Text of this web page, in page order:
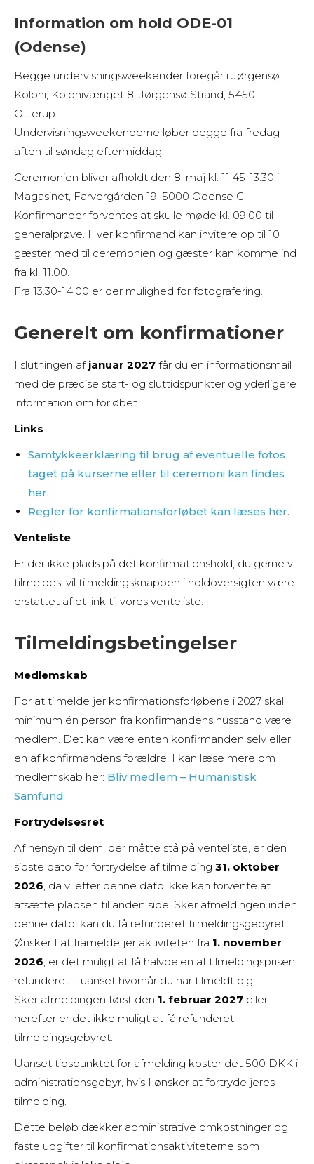
Information om hold ODE-01
(Odense)
Begge undervisningsweekender foregår i Jørgensø
Koloni, Kolonivænget 8, Jørgensø Strand, 5450
Otterup.
Undervisningsweekenderne løber begge fra fredag
aften til søndag eftermiddag.
Ceremonien bliver afholdt den 8. maj kl. 11.45-13.30 i
Magasinet, Farvergården 19, 5000 Odense C.
Konfirmander forventes at skulle møde kl. 09.00 til
generalprøve. Hver konfirmand kan invitere op til 10
gæster med til ceremonien og gæster kan komme ind
fra kl. 11.00.
Fra 13.30-14.00 er der mulighed for fotografering.
Generelt om konfirmationer
I slutningen af januar 2027 får du en informationsmail
med de præcise start- og sluttidspunkter og yderligere
information om forløbet.
Links
Samtykkeerklæring til brug af eventuelle fotos
taget på kurserne eller til ceremoni kan findes
her.
Regler for konfirmationsforløbet kan læses her.
Venteliste
Er der ikke plads på det konfirmationshold, du gerne vil
tilmeldes, vil tilmeldingsknappen i holdoversigten være
erstattet af et link til vores venteliste.
Tilmeldingsbetingelser
Medlemskab
For at tilmelde jer konfirmationsforløbene i 2027 skal
minimum én person fra konfirmandens husstand være
medlem. Det kan være enten konfirmanden selv eller
en af konfirmandens forældre. I kan læse mere om
medlemskab her: Bliv medlem – Humanistisk
Samfund
Fortrydelsesret
Af hensyn til dem, der måtte stå på venteliste, er den
sidste dato for fortrydelse af tilmelding 31. oktober
2026, da vi efter denne dato ikke kan forvente at
afsætte pladsen til anden side. Sker afmeldingen inden
denne dato, kan du få refunderet tilmeldingsgebyret.
Ønsker I at framelde jer aktiviteten fra 1. november
2026, er det muligt at få halvdelen af tilmeldingsprisen
refunderet – uanset hvornår du har tilmeldt dig.
Sker afmeldingen først den 1. februar 2027 eller
herefter er det ikke muligt at få refunderet
tilmeldingsgebyret.
Uanset tidspunktet for afmelding koster det 500 DKK i
administrationsgebyr, hvis I ønsker at fortryde jeres
tilmelding.
Dette beløb dækker administrative omkostninger og
faste udgifter til konfirmationsaktiviteterne som